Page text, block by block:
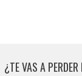
¿TE VAS A